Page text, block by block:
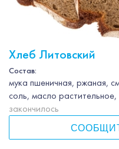
Хлеб Литовский
Состав:
мука пшеничная, ржаная,
соль, масло
закончилось